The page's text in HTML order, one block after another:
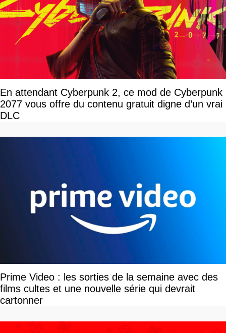
En attendant Cyberpunk 2, ce mod de Cyberpunk
2077 vous offre du contenu gratuit digne d’un vrai
DLC
Prime Video : les sorties de la semaine avec des
films cultes et une nouvelle série qui devrait
cartonner